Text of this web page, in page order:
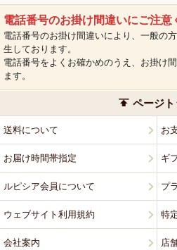
電話番号のお掛け間違いにご注意
電話番号のお掛け間違いにより、一般の
生しております。
電話番号をよくお確かめのうえ、お掛け
ます。
ページ
送料について お
お届け時間帯指定 ギ
ルピシア会員について プ
ウェブサイト利用規約 特
会社案内 店